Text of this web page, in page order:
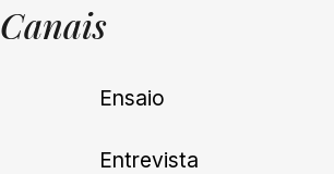
UNQUIET
Newsletter
Canais
Ensaio
Entrevista